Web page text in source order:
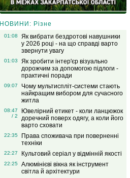
НОВИНИ: Різне
01:08
Як вибрати бездротові навушники
у 2026 році - на що справді варто
звернути увагу
01:03
Як зробити інтер'єр візуально
дорожчим за допомогою підлоги -
практичні поради
09:07
Чому мультиспліт-системи стають
найкращим вибором для сучасного
житла
08:47
/ 2
Ювелірний етикет - коли ланцюжок
доречний поверх одягу, а коли його
варто сховати
22:35
Права споживача при поверненні
техніки
22:27 Культовий серіал у відмінній якості
22:25
Алюмінієві вікна як інструмент
світла й архітектури